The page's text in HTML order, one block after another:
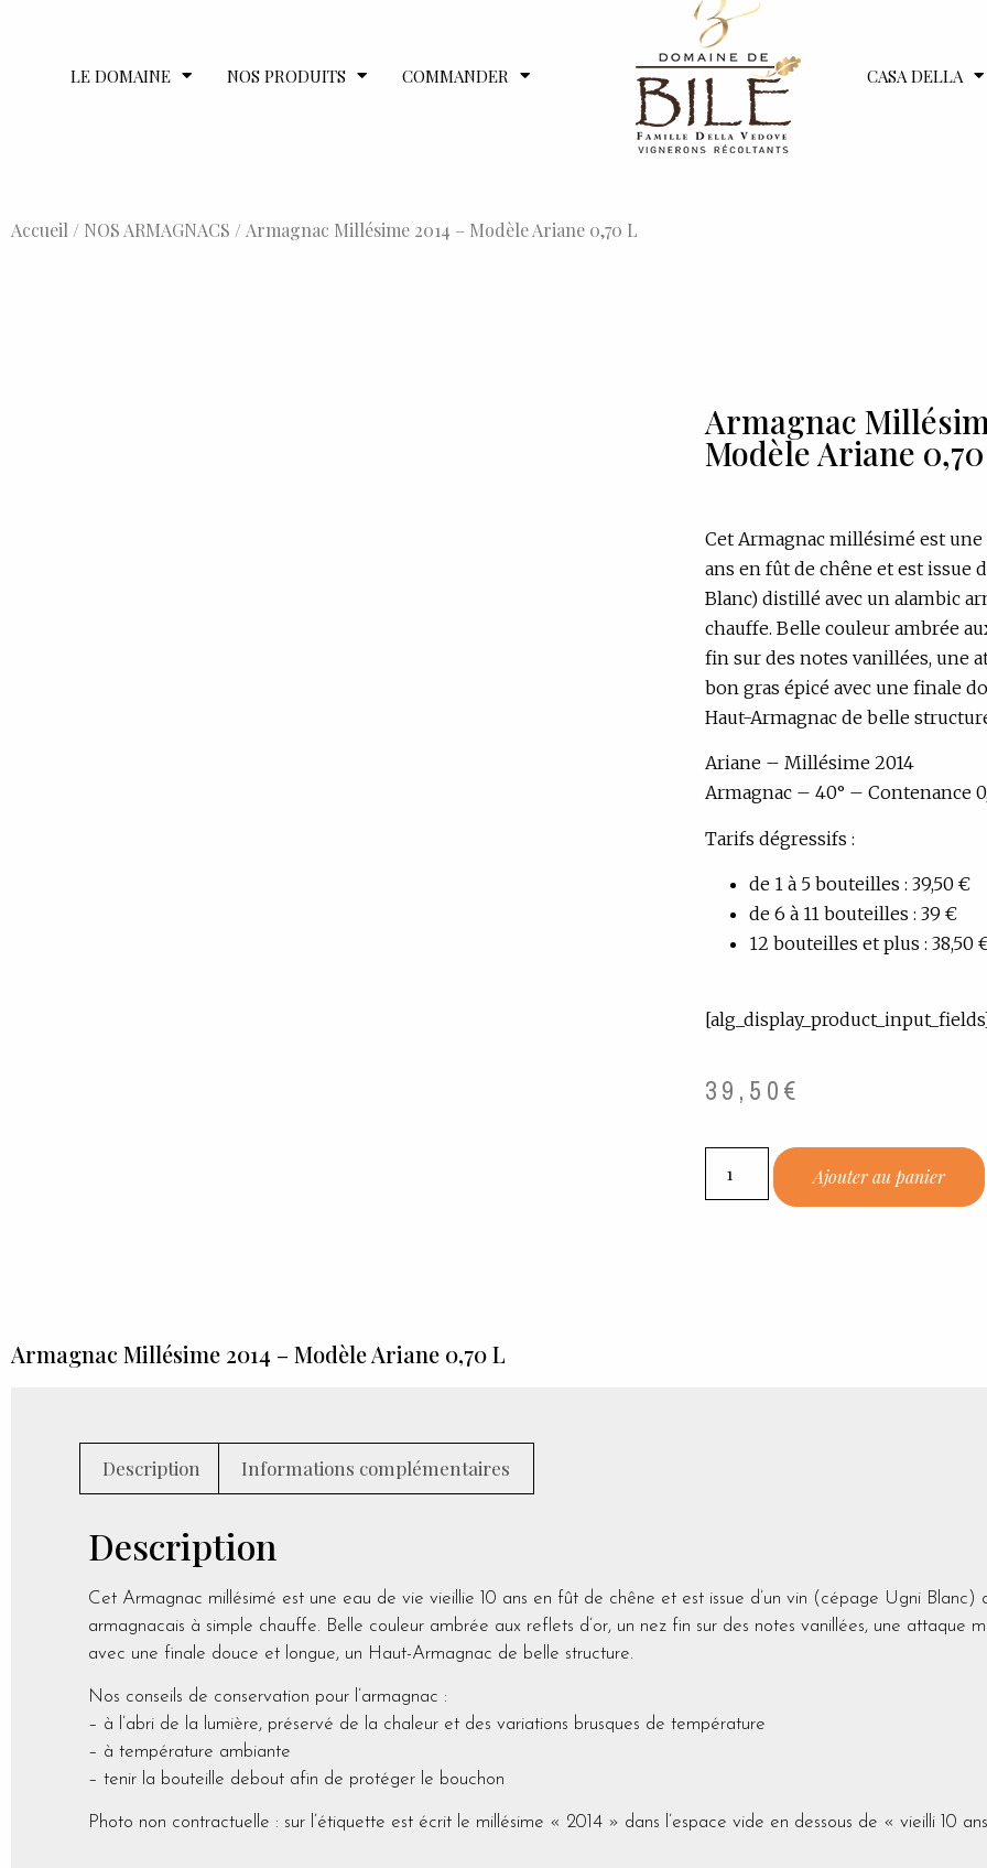
LE DOMAINE NOS PRODUITS COMMANDER CASA DELLA
Accueil / NOS ARMAGNACS / Armagnac Millésime 2014 – Modèle Ariane 0,70 L
Armagnac
Modèle Ariane
Cet Armagnac millésimé est
ans en fût de chêne et est issue
Blanc) distillé avec un alambic
chauffe. Belle couleur ambrée
fin sur des notes vanillées, une
bon gras épicé avec une finale
Haut-Armagnac de belle
Ariane – Millésime 2014
Armagnac – 40° – Contenance
Tarifs dégressifs :
de 1 à 5 bouteilles : 39,50 €
de 6 à 11 bouteilles : 39 €
12 bouteilles et plus : 38,50
39,50€
Ajouter au panier
Armagnac Millésime 2014 – Modèle Ariane 0,70 L
Description Informations complémentaires
Description
Cet Armagnac millésimé est une eau de vie vieillie 10 ans en fût de chêne et est issue d’un vin (cépage Ugni Blanc)
armagnacais à simple chauffe. Belle couleur ambrée aux reflets d’or, un nez fin sur des notes vanillées, une attaque
avec une finale douce et longue, un Haut-Armagnac de belle structure.
Nos conseils de conservation pour l’armagnac :
– à l’abri de la lumière, préservé de la chaleur et des variations brusques de température
– à température ambiante
– tenir la bouteille debout afin de protéger le bouchon
Photo non contractuelle : sur l’étiquette est écrit le millésime « 2014 » dans l’espace vide en dessous de « vieilli 10